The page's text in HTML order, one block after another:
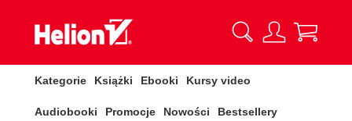
Kategorie Książki Ebooki Kursy video
Audiobooki Promocje Nowości Bestsellery